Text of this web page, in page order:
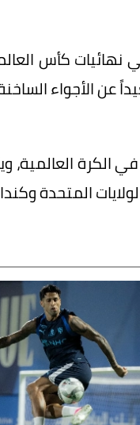
كأس
عن الأجواء
في الكرة
المتحدة